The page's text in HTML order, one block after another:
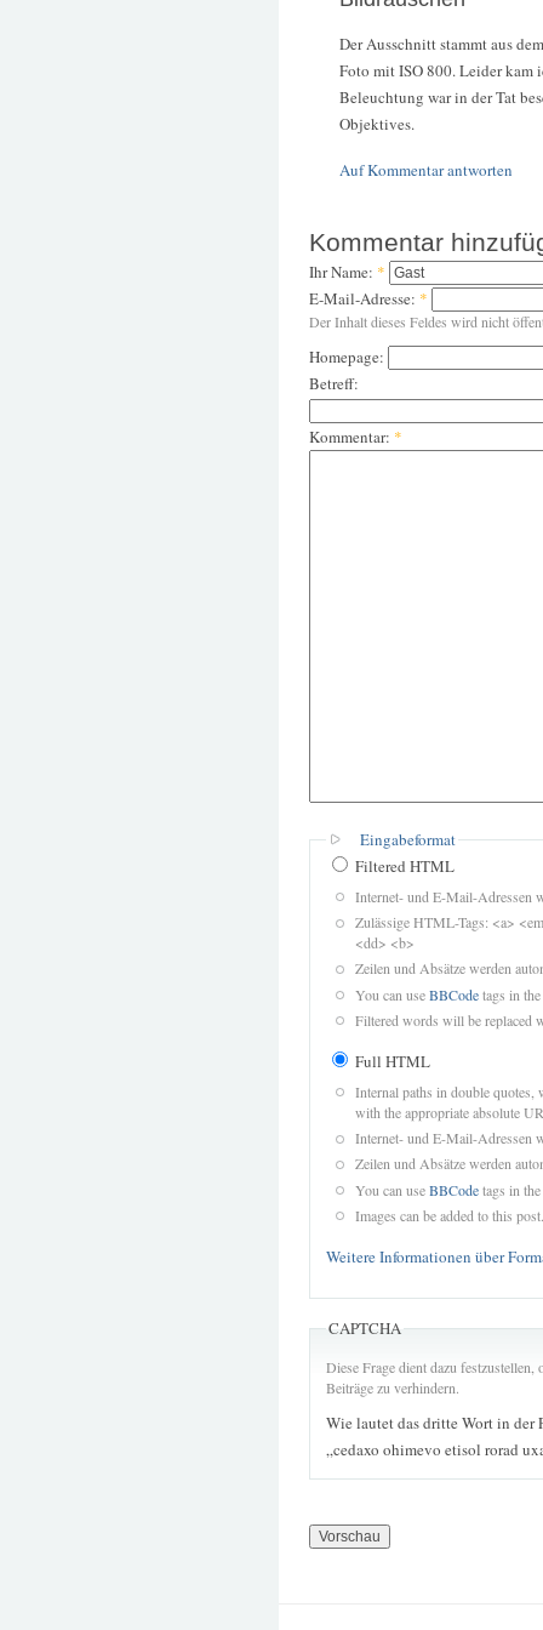
Der Ausschnitt stammt aus
Foto mit ISO 800. Leider kam
Beleuchtung war in der Tat
Objektives.
Auf Kommentar antworten
Kommentar
Ihr Name: *
E-Mail-Adresse: *
Der Inhalt dieses Feldes wird nicht
Homepage:
Betreff:
Kommentar: *
Eingabeformat
Filtered HTML
Internet- und E-Mail-Adressen
Zulässige HTML-Tags: <a>
<dd> <b>
Zeilen und Absätze werden
You can useBBCodetags in
Filtered words will be replaced
Full HTML
Internal paths in double quotes,
with the appropriate absolute
Internet- und E-Mail-Adressen
Zeilen und Absätze werden
You can useBBCodetags in
Images can be added to this post.
Weitere Informationen über
CAPTCHA
Diese Frage dient dazu
Beiträge zu verhindern.
Wie lautet das dritte Wort in der
„cedaxo ohimevo etisol rorad